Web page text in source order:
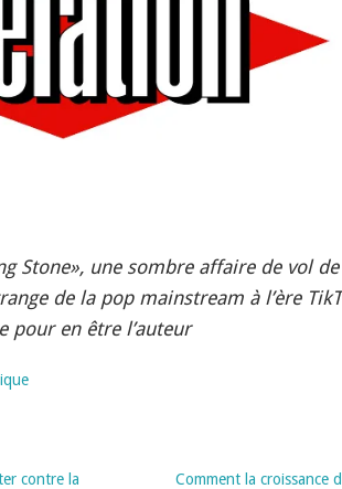
Stone», une sombre affaire de vol de
de la pop mainstream à l’ère
pour en être l’auteur
contre la
Comment la croissance